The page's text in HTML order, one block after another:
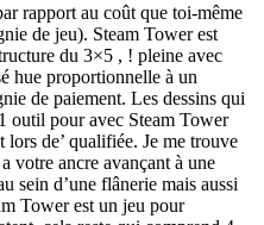
rapport au coût que toi-même
de jeu). Steam Tower est
du 3×5 , ! pleine avec
hue proportionnelle à un
de paiement. Les dessins qui
outil pour avec Steam Tower
de’ qualifiée. Je me trouve
votre ancre avançant à une
sein d’une flânerie mais aussi
Tower est un jeu pour